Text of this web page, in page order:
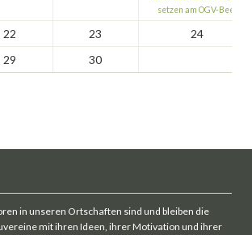
setzen am OGV-Beet
22 23
24
29 30
in unseren Ortschaften sind und bleiben die
mit ihren Ideen, ihrer Motivation und ihrer